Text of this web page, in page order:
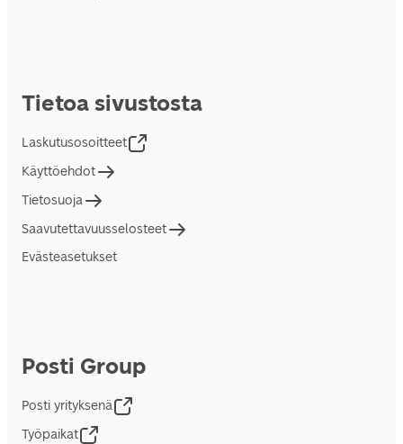
Tietoa sivustosta
Laskutusosoitteet
Käyttöehdot
Tietosuoja
Saavutettavuusselosteet
Evästeasetukset
Posti Group
Posti yrityksenä
Työpaikat